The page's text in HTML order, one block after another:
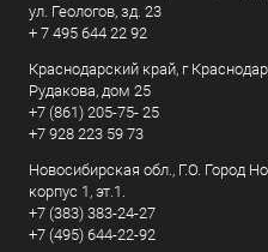
ул. Геологов, зд. 23
+ 7 495 644 22 92
Краснодарский край, г
Рудакова, дом 25
+7 (861) 205-75- 25
+7 928 223 59 73
Новосибирская обл., Г.О. Город
корпус 1, эт.1.
+7 (383) 383-24-27
+7 (495) 644-22-92